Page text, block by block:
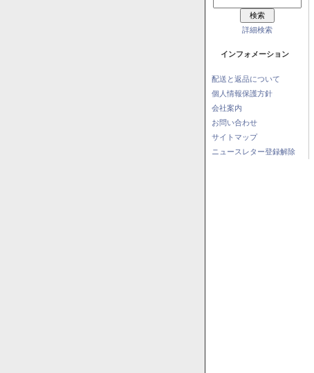
詳細検索
インフォメーション
配送と返品について
個人情報保護方針
会社案内
お問い合わせ
サイトマップ
ニュースレター登録解除